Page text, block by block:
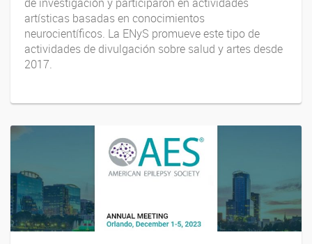
artísticas basadas en conocimientos
neurocientíficos. La ENyS promueve este tipo de
actividades de divulgación sobre salud y artes desde
2017.